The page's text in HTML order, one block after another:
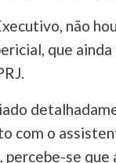
não
que
com o
percebe-se